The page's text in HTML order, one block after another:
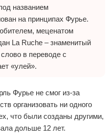
названием
на принципах Фурье.
меценатом
La Ruche – знаменитый
в переводе с
«улей».
Фурье не смог из-за
организовать ни одного
что были созданы другими,
дольше 12 лет.